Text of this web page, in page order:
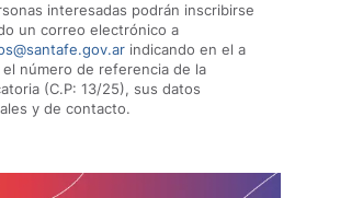
interesadas podrán inscribirse
un correo electrónico a
indicando en el a
número de referencia de la
(C.P: 13/25), sus datos
y de contacto.